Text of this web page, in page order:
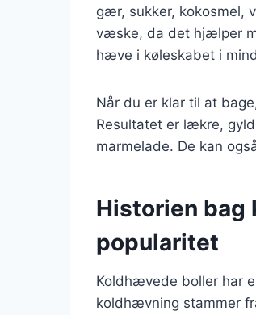
gær, sukker, kokosmel,
væske, da det hjælper
hæve i køleskabet i
Når du er klar til at
Resultatet er lækre,
marmelade. De kan
Historien bag
popularitet
Koldhævede boller har
koldhævning stammer